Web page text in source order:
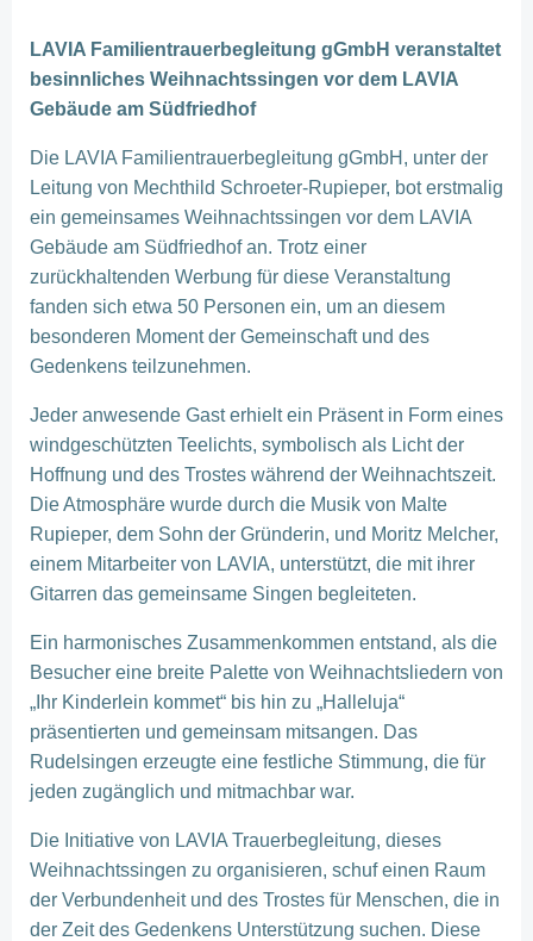
LAVIA Familientrauerbegleitung gGmbH veranstaltet
besinnliches Weihnachtssingen vor dem LAVIA
Gebäude am Südfriedhof
Die LAVIA Familientrauerbegleitung gGmbH, unter der
Leitung von Mechthild Schroeter-Rupieper, bot erstmalig
ein gemeinsames Weihnachtssingen vor dem LAVIA
Gebäude am Südfriedhof an. Trotz einer
zurückhaltenden Werbung für diese Veranstaltung
fanden sich etwa 50 Personen ein, um an diesem
besonderen Moment der Gemeinschaft und des
Gedenkens teilzunehmen.
Jeder anwesende Gast erhielt ein Präsent in Form eines
windgeschützten Teelichts, symbolisch als Licht der
Hoffnung und des Trostes während der Weihnachtszeit.
Die Atmosphäre wurde durch die Musik von Malte
Rupieper, dem Sohn der Gründerin, und Moritz Melcher,
einem Mitarbeiter von LAVIA, unterstützt, die mit ihrer
Gitarren das gemeinsame Singen begleiteten.
Ein harmonisches Zusammenkommen entstand, als die
Besucher eine breite Palette von Weihnachtsliedern von
„Ihr Kinderlein kommet“ bis hin zu „Halleluja“
präsentierten und gemeinsam mitsangen. Das
Rudelsingen erzeugte eine festliche Stimmung, die für
jeden zugänglich und mitmachbar war.
Die Initiative von LAVIA Trauerbegleitung, dieses
Weihnachtssingen zu organisieren, schuf einen Raum
der Verbundenheit und des Trostes für Menschen, die in
der Zeit des Gedenkens Unterstützung suchen. Diese